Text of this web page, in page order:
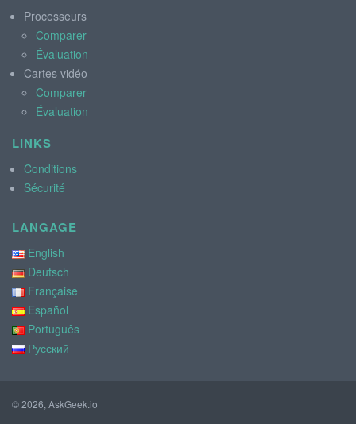
Processeurs
Comparer
Évaluation
Cartes vidéo
Comparer
Évaluation
LINKS
Conditions
Sécurité
LANGAGE
English
Deutsch
Française
Español
Português
Русский
© 2026, AskGeek.io